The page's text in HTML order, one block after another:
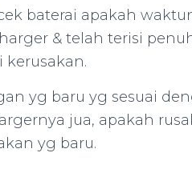
baterai apakah
& telah terisi
kerusakan.
yg baru yg sesuai
jua, apakah
yg baru.